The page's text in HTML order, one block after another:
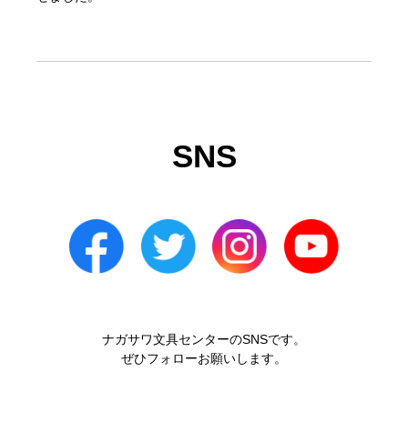
SNS
ナガサワ文具センターのSNSです。
ぜひフォローお願いします。